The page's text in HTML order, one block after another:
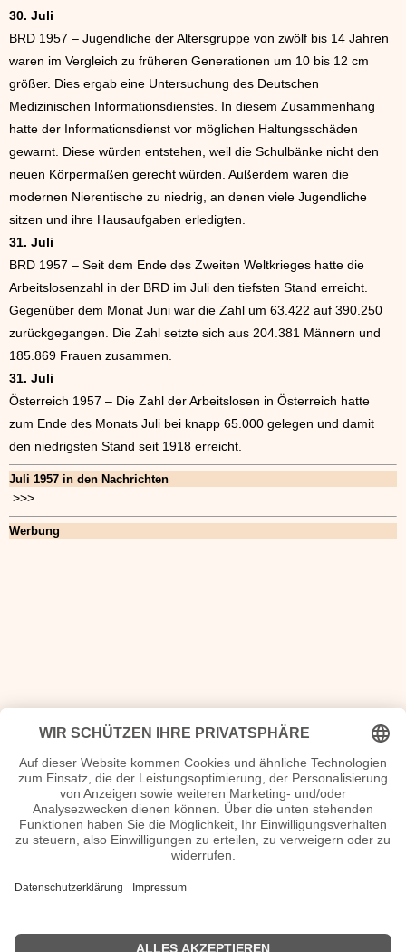
30. Juli
BRD 1957 – Jugendliche der Altersgruppe von zwölf bis 14 Jahren
waren im Vergleich zu früheren Generationen um 10 bis 12 cm
größer. Dies ergab eine Untersuchung des Deutschen
Medizinischen Informationsdienstes. In diesem Zusammenhang
hatte der Informationsdienst vor möglichen Haltungsschäden
gewarnt. Diese würden entstehen, weil die Schulbänke nicht den
neuen Körpermaßen gerecht würden. Außerdem waren die
modernen Nierentische zu niedrig, an denen viele Jugendliche
sitzen und ihre Hausaufgaben erledigten.
31. Juli
BRD 1957 – Seit dem Ende des Zweiten Weltkrieges hatte die
Arbeitslosenzahl in der BRD im Juli den tiefsten Stand erreicht.
Gegenüber dem Monat Juni war die Zahl um 63.422 auf 390.250
zurückgegangen. Die Zahl setzte sich aus 204.381 Männern und
185.869 Frauen zusammen.
31. Juli
Österreich 1957 – Die Zahl der Arbeitslosen in Österreich hatte
zum Ende des Monats Juli bei knapp 65.000 gelegen und damit
den niedrigsten Stand seit 1918 erreicht.
Juli 1957 in den Nachrichten
>>>
Werbung